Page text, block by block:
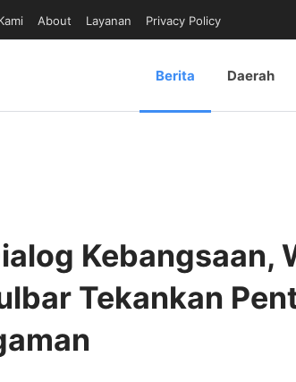
About Layanan Privacy Policy
Berita Daerah
Kebangsaan,
Tekankan